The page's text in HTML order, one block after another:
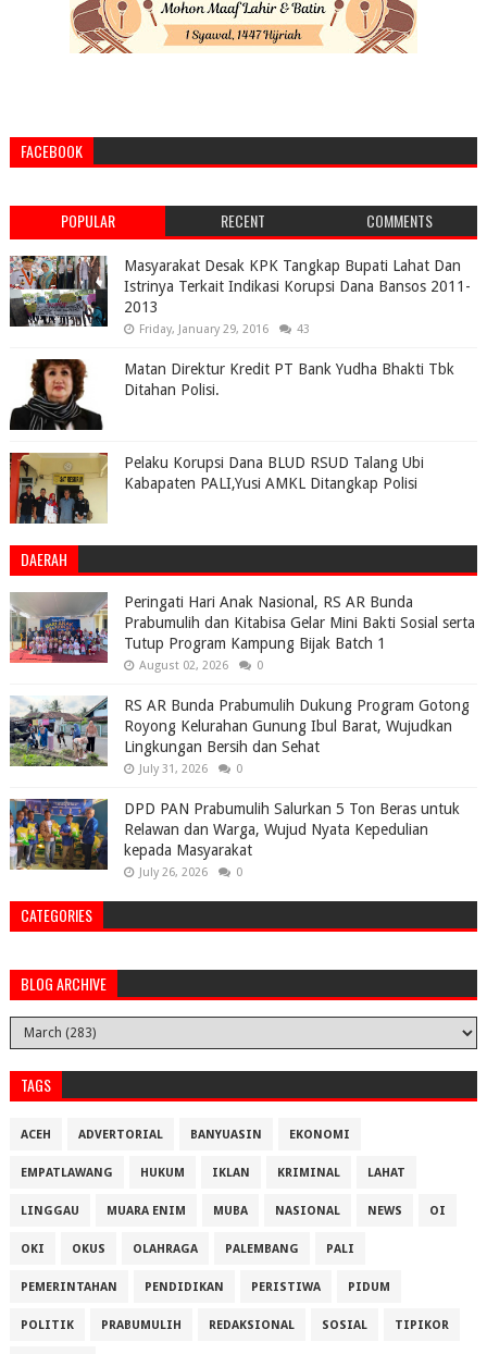
FACEBOOK
POPULAR RECENT COMMENTS
Masyarakat Desak KPK Tangkap Bupati Lahat Dan
Istrinya Terkait Indikasi Korupsi Dana Bansos 2011-
2013
Friday, January 29, 2016 43
Matan Direktur Kredit PT Bank Yudha Bhakti Tbk
Ditahan Polisi.
Pelaku Korupsi Dana BLUD RSUD Talang Ubi
Kabapaten PALI,Yusi AMKL Ditangkap Polisi
DAERAH
Peringati Hari Anak Nasional, RS AR Bunda
Prabumulih dan Kitabisa Gelar Mini Bakti Sosial serta
Tutup Program Kampung Bijak Batch 1
August 02, 2026 0
RS AR Bunda Prabumulih Dukung Program Gotong
Royong Kelurahan Gunung Ibul Barat, Wujudkan
Lingkungan Bersih dan Sehat
July 31, 2026 0
DPD PAN Prabumulih Salurkan 5 Ton Beras untuk
Relawan dan Warga, Wujud Nyata Kepedulian
kepada Masyarakat
July 26, 2026 0
CATEGORIES
BLOG ARCHIVE
TAGS
ACEH ADVERTORIAL BANYUASIN EKONOMI
EMPATLAWANG HUKUM IKLAN KRIMINAL LAHAT
LINGGAU MUARA ENIM MUBA NASIONAL NEWS OI
OKI OKUS OLAHRAGA PALEMBANG PALI
PEMERINTAHAN PENDIDIKAN PERISTIWA PIDUM
POLITIK PRABUMULIH REDAKSIONAL SOSIAL TIPIKOR